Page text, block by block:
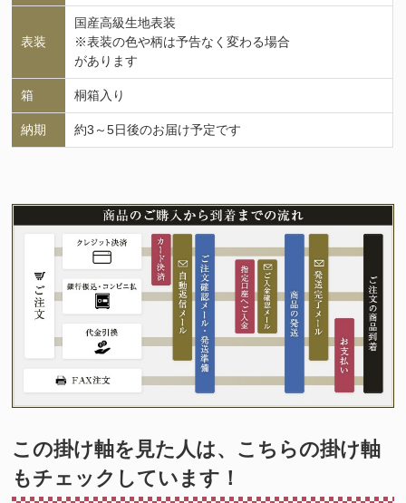
表装
国産高級生地表装
※表装の色や柄は予告なく変わる場合
があります
箱 桐箱入り
納期 約3～5日後のお届け予定です
この掛け軸を見た人は、こちらの掛け軸
もチェックしています！